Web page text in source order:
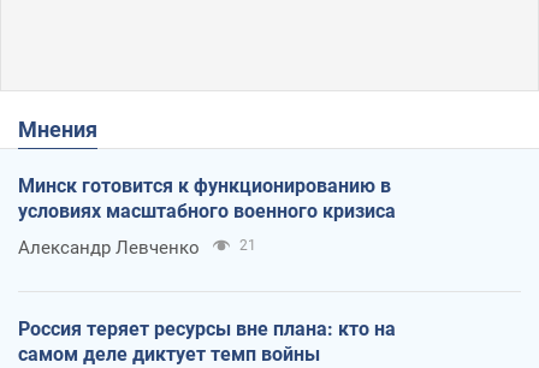
Мнения
Минск готовится к функционированию в
условиях масштабного военного кризиса
Александр Левченко 21
Россия теряет ресурсы вне плана: кто на
самом деле диктует темп войны